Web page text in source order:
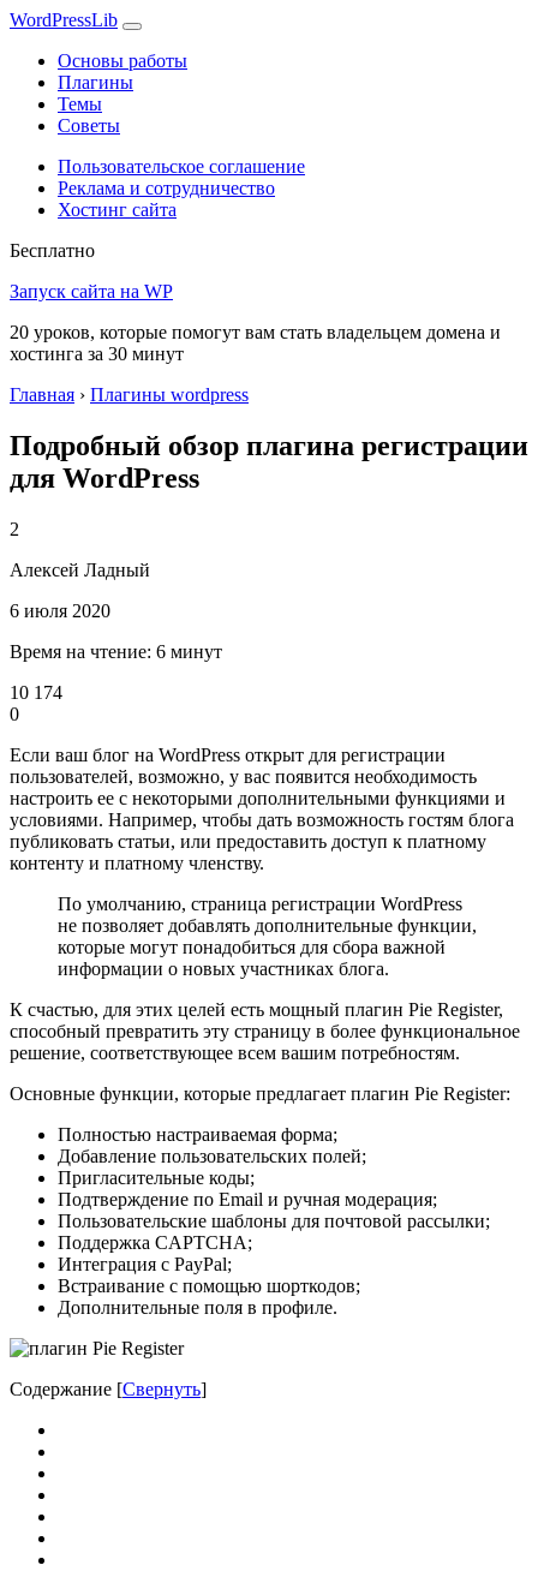
WordPressLib
Основы работы
Плагины
Темы
Советы
Пользовательское соглашение
Реклама и сотрудничество
Хостинг сайта
Бесплатно
Запуск сайта на WP
20 уроков, которые помогут вам стать владельцем домена и
хостинга за 30 минут
Главная › Плагины wordpress
Подробный обзор плагина регистрации
для WordPress
2
Алексей Ладный
6 июля 2020
Время на чтение: 6 минут
10 174
0
Если ваш блог на WordPress открыт для регистрации
пользователей, возможно, у вас появится необходимость
настроить ее с некоторыми дополнительными функциями и
условиями. Например, чтобы дать возможность гостям блога
публиковать статьи, или предоставить доступ к платному
контенту и платному членству.
По умолчанию, страница регистрации WordPress
не позволяет добавлять дополнительные функции,
которые могут понадобиться для сбора важной
информации о новых участниках блога.
К счастью, для этих целей есть мощный плагин Pie Register,
способный превратить эту страницу в более функциональное
решение, соответствующее всем вашим потребностям.
Основные функции, которые предлагает плагин Pie Register:
Полностью настраиваемая форма;
Добавление пользовательских полей;
Пригласительные коды;
Подтверждение по Email и ручная модерация;
Пользовательские шаблоны для почтовой рассылки;
Поддержка CAPTCHA;
Интеграция с PayPal;
Встраивание с помощью шорткодов;
Дополнительные поля в профиле.
Содержание [Свернуть]